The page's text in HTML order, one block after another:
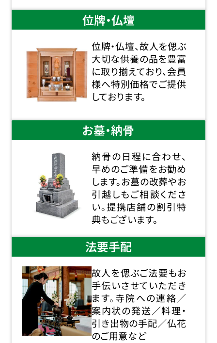
位牌・仏壇
位牌・仏壇、故人を偲ぶ
大切な供養の品を豊富
に取り揃えており、会員
様へ特別価格でご提供
しております。
お墓・納骨
納骨の日程に合わせ、
早めのご準備をお勧め
します。お墓の改葬やお
引越しもご相談くださ
い。提携店舗の割引特
典もございます。
法要手配
故人を偲ぶご法要もお
手伝いさせていただき
ます。寺院への連絡／
案内状の発送／料理・
引き出物の手配／仏花
のご用意など